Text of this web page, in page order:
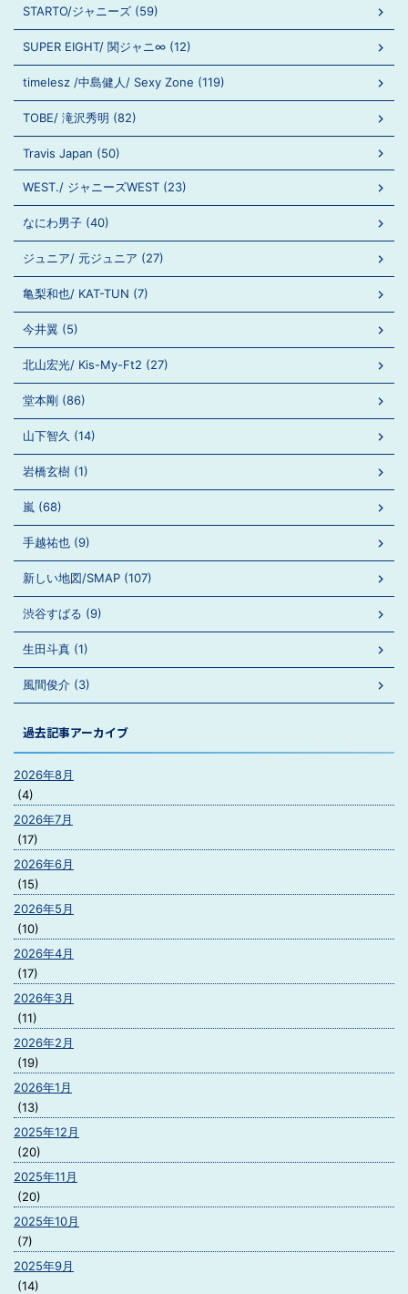
STARTO/ジャニーズ (59)
SUPER EIGHT/ 関ジャニ∞ (12)
timelesz /中島健人/ Sexy Zone (119)
TOBE/ 滝沢秀明 (82)
Travis Japan (50)
WEST./ ジャニーズWEST (23)
なにわ男子 (40)
ジュニア/ 元ジュニア (27)
亀梨和也/ KAT-TUN (7)
今井翼 (5)
北山宏光/ Kis-My-Ft2 (27)
堂本剛 (86)
山下智久 (14)
岩橋玄樹 (1)
嵐 (68)
手越祐也 (9)
新しい地図/SMAP (107)
渋谷すばる (9)
生田斗真 (1)
風間俊介 (3)
過去記事アーカイブ
2026年8月
(4)
2026年7月
(17)
2026年6月
(15)
2026年5月
(10)
2026年4月
(17)
2026年3月
(11)
2026年2月
(19)
2026年1月
(13)
2025年12月
(20)
2025年11月
(20)
2025年10月
(7)
2025年9月
(14)